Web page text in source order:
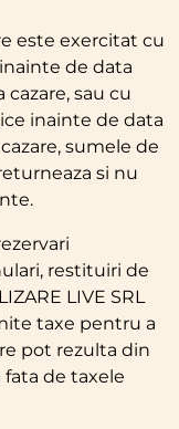
este exercitat cu
de data
sau cu
inainte de data
sumele de
si nu
restituiri de
LIVE SRL
taxe pentru a
pot rezulta din
fata de taxele